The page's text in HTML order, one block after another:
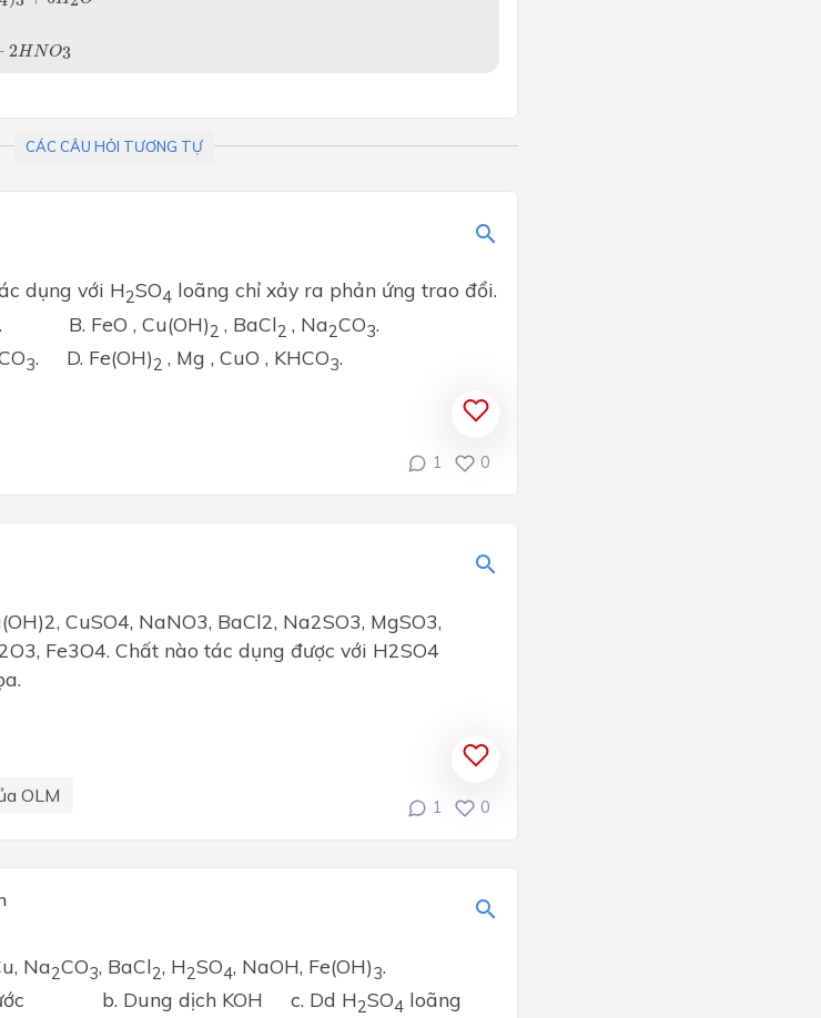
2H NO3
NO3
CÁC CÂU HỎI TƯƠNG TỰ
dụng với H2SO4 loãng chỉ xảy ra phản ứng trao đổi.
. B. FeO , Cu(OH)2 , BaCl2 , Na2CO3.
3. D. Fe(OH)2 , Mg , CuO , KHCO3.
1 0
CuSO4, NaNO3, BaCl2, Na2SO3, MgSO3,
Fe3O4. Chất nào tác dụng được với H2SO4
OLM
1 0
Na2CO3, BaCl2, H2SO4, NaOH, Fe(OH)3.
b. Dung dịch KOH c. Dd H2SO4 loãng